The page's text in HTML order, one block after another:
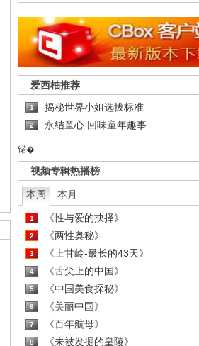
爱西柚推荐
1 揭秘世界小姐选拔标准
2 永结童心 回味童年趣事
锘�
视频专辑热播榜
本周 本月
1 《性与爱的抉择》
2 《两性奥秘》
3 《上甘岭-最长的43天》
4 《舌尖上的中国》
5 《中国美食探秘》
6 《美丽中国》
7 《百年航母》
8 《未被发掘的皇陵》